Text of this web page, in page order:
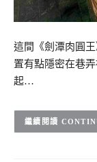
這間《劍潭肉圓
置有點隱密在巷
起…